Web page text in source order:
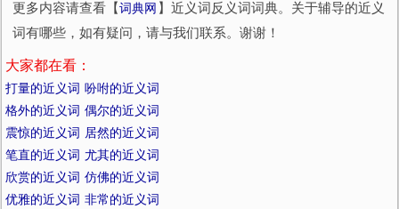
更多内容请查看【词典网 】近义词反义词词典。关于辅导的近义
词有哪些，如有疑问，请与我们联系。谢谢！
大家都在看：
打量的近义词 吩咐的近义词
格外的近义词 偶尔的近义词
震惊的近义词 居然的近义词
笔直的近义词 尤其的近义词
欣赏的近义词 仿佛的近义词
优雅的近义词 非常的近义词